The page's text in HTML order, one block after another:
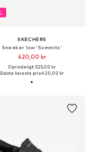
SKECHERS
Sneaker low 'Summits'
420,00 kr
Oprindeligt: 525,00 kr
Sidste laveste pris:420,00 kr